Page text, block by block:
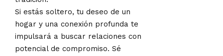
Si estás soltero, tu deseo de un
hogar y una conexión profunda te
impulsará a buscar relaciones con
potencial de compromiso. Sé